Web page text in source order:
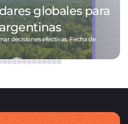
globales para
decisiones efectivas. Fecha de